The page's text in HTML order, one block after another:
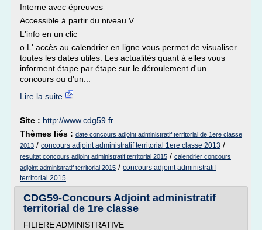
Interne avec épreuves
Accessible à partir du niveau V
L'info en un clic
o L' accès au calendrier en ligne vous permet de visualiser
toutes les dates utiles. Les actualités quant à elles vous
informent étape par étape sur le déroulement d'un
concours ou d'un...
Lire la suite
Site : http://www.cdg59.fr
Thèmes liés : date concours adjoint administratif territorial de 1ere classe
2013 / concours adjoint administratif territorial 1ere classe 2013 /
resultat concours adjoint administratif territorial 2015 / calendrier concours
adjoint administratif territorial 2015 / concours adjoint administratif
territorial 2015
CDG59-Concours Adjoint administratif
territorial de 1re classe
FILIERE ADMINISTRATIVE